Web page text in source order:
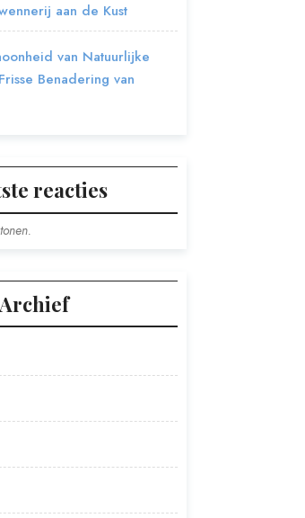
aan de Kust
van Natuurlijke
Benadering van
reacties
Archief